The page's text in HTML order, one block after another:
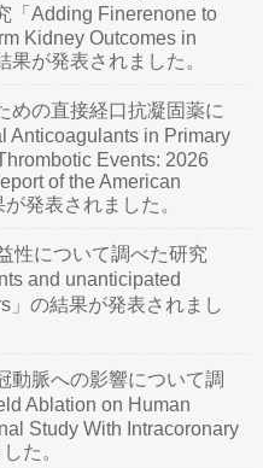
「Adding Finerenone to
Kidney Outcomes in
が発表されました。
めの直接経口抗凝固薬に
Anticoagulants in Primary
Events: 2026
of the American
発表されました。
性について調べた研究
and unanticipated
」の結果が発表されまし
動脈への影響について調
Ablation on Human
Study With Intracoronary
た。